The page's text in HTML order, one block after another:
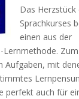
Das Herzstück
Sprachkurses
einen aus der
Lernmethode.
Aufgaben, mit
perfekt auch für